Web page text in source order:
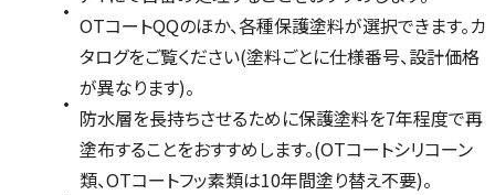
OTコートQQのほか、各種保護塗料が選択できます。カ
タログをご覧ください(塗料ごとに仕様番号、設計価格
が異なります)。
防水層を長持ちさせるために保護塗料を7年程度で再
塗布することをおすすめします。(OTコートシリコーン
類、OTコートフッ素類は10年間塗り替え不要)。